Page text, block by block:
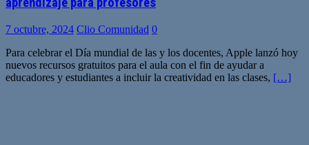
7 octubre, 2024 Clio Comunidad 0
Para celebrar el Día mundial de las y los docentes, Apple lanzó hoy
nuevos recursos gratuitos para el aula con el fin de ayudar a
educadores y estudiantes a incluir la creatividad en las clases, […]